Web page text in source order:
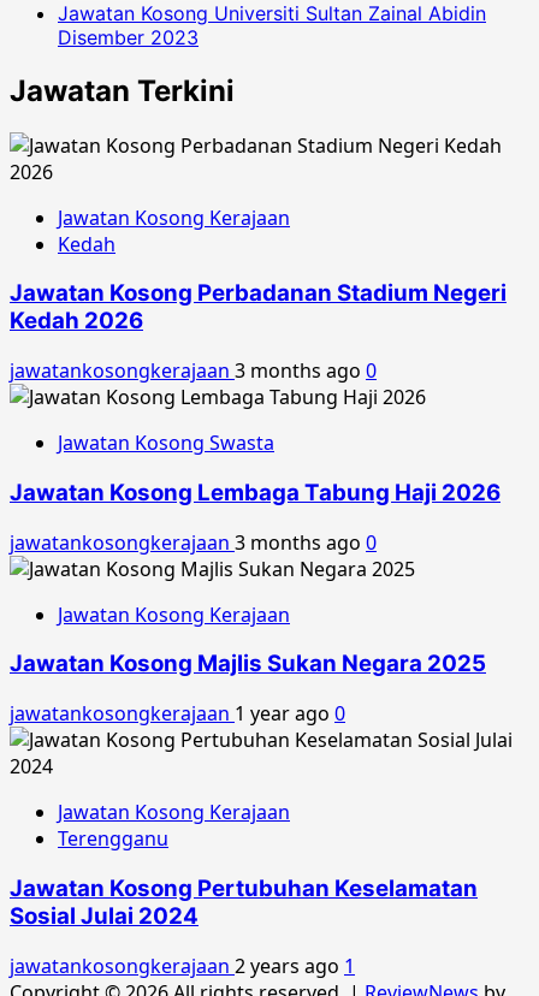
Jawatan Kosong Universiti Sultan Zainal Abidin
Disember 2023
Jawatan Terkini
Jawatan Kosong Kerajaan
Kedah
Jawatan Kosong Perbadanan Stadium Negeri
Kedah 2026
jawatankosongkerajaan 3 months ago 0
Jawatan Kosong Swasta
Jawatan Kosong Lembaga Tabung Haji 2026
jawatankosongkerajaan 3 months ago 0
Jawatan Kosong Kerajaan
Jawatan Kosong Majlis Sukan Negara 2025
jawatankosongkerajaan 1 year ago 0
Jawatan Kosong Kerajaan
Terengganu
Jawatan Kosong Pertubuhan Keselamatan
Sosial Julai 2024
jawatankosongkerajaan 2 years ago 1